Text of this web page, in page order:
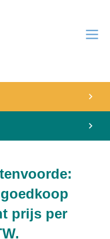
prijs per